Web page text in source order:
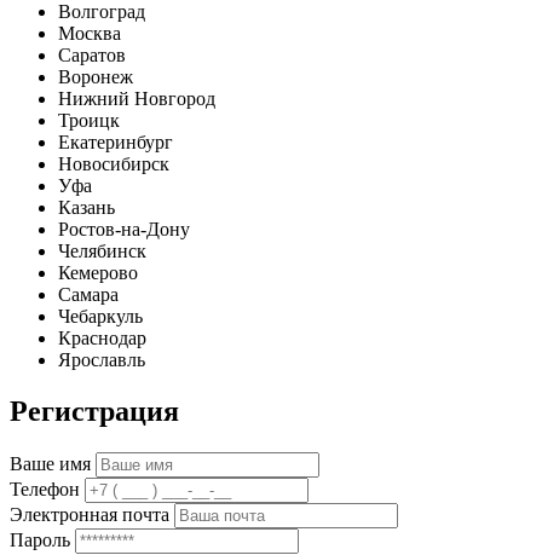
Волгоград
Москва
Саратов
Воронеж
Нижний Новгород
Троицк
Екатеринбург
Новосибирск
Уфа
Казань
Ростов-на-Дону
Челябинск
Кемерово
Самара
Чебаркуль
Краснодар
Ярославль
Регистрация
Ваше имя
Телефон
Электронная почта
Пароль